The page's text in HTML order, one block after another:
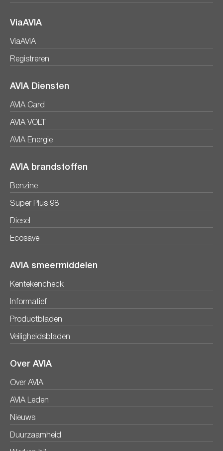
ViaAVIA
ViaAVIA
Registreren
AVIA Diensten
AVIA Card
AVIA VOLT
AVIA Energie
AVIA brandstoffen
Benzine
Super Plus 98
Diesel
Ecosave
AVIA smeermiddelen
Kentekencheck
Informatief
Productbladen
Veiligheidsbladen
Over AVIA
Over AVIA
AVIA Leden
Nieuws
Duurzaamheid